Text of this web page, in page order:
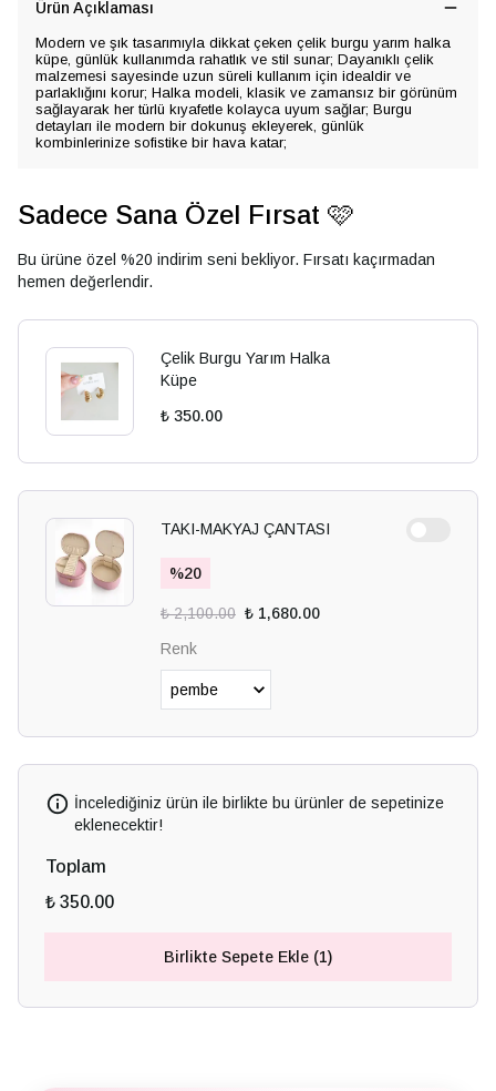
Ürün Açıklaması
Modern ve şık tasarımıyla dikkat çeken çelik burgu yarım halka
küpe, günlük kullanımda rahatlık ve stil sunar; Dayanıklı çelik
malzemesi sayesinde uzun süreli kullanım için idealdir ve
parlaklığını korur; Halka modeli, klasik ve zamansız bir görünüm
sağlayarak her türlü kıyafetle kolayca uyum sağlar; Burgu
detayları ile modern bir dokunuş ekleyerek, günlük
kombinlerinize sofistike bir hava katar;
Sadece Sana Özel Fırsat 🩷
Bu ürüne özel %20 indirim seni bekliyor. Fırsatı kaçırmadan
hemen değerlendir.
Çelik Burgu Yarım Halka
Küpe
₺ 350.00
TAKI-MAKYAJ ÇANTASI
%20
₺ 2,100.00 ₺ 1,680.00
Renk
İncelediğiniz ürün ile birlikte bu ürünler de sepetinize
eklenecektir!
Toplam
₺ 350.00
Birlikte Sepete Ekle (1)